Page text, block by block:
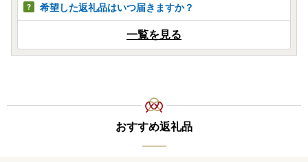
希望した返礼品はいつ届きますか？
一覧を見る
おすすめ返礼品